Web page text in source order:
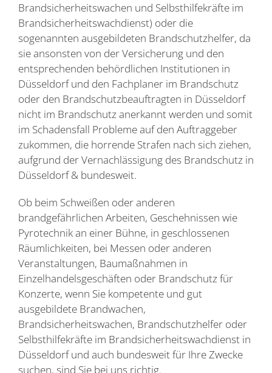
Brandsicherheitswachen und Selbsthilfekräfte im
Brandsicherheitswachdienst) oder die
sogenannten ausgebildeten Brandschutzhelfer, da
sie ansonsten von der Versicherung und den
entsprechenden behördlichen Institutionen in
Düsseldorf und den Fachplaner im Brandschutz
oder den Brandschutzbeauftragten in Düsseldorf
nicht im Brandschutz anerkannt werden und somit
im Schadensfall Probleme auf den Auftraggeber
zukommen, die horrende Strafen nach sich ziehen,
aufgrund der Vernachlässigung des Brandschutz in
Düsseldorf & bundesweit.
Ob beim Schweißen oder anderen
brandgefährlichen Arbeiten, Geschehnissen wie
Pyrotechnik an einer Bühne, in geschlossenen
Räumlichkeiten, bei Messen oder anderen
Veranstaltungen, Baumaßnahmen in
Einzelhandelsgeschäften oder Brandschutz für
Konzerte, wenn Sie kompetente und gut
ausgebildete Brandwachen,
Brandsicherheitswachen, Brandschutzhelfer oder
Selbsthilfekräfte im Brandsicherheitswachdienst in
Düsseldorf und auch bundesweit für Ihre Zwecke
suchen, sind Sie bei uns richtig.